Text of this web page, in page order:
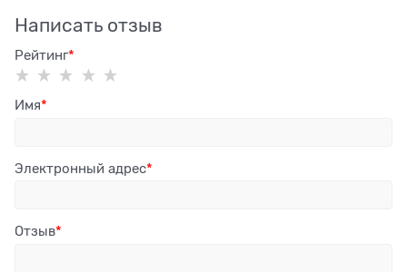
Написать отзыв
Рейтинг
Имя
Электронный адрес
Отзыв